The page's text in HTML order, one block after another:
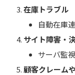
在庫トラブル
自動在庫
サイト障害・
サーバ監
顧客クレーム